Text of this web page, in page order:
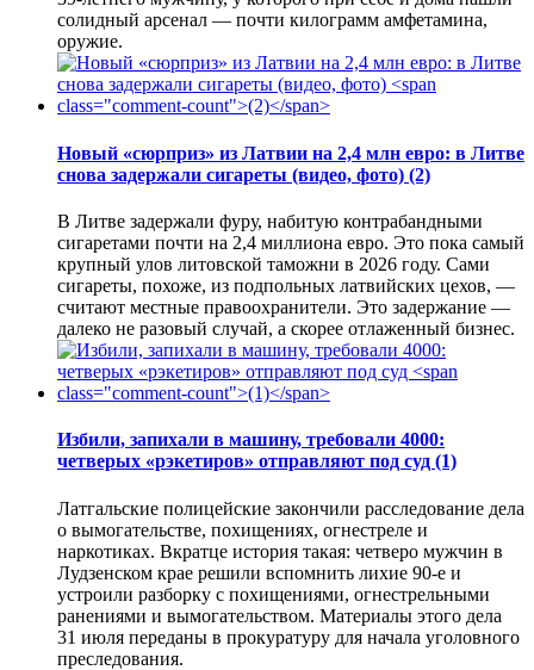
солидный арсенал — почти килограмм амфетамина,
оружие.
Новый «сюрприз» из Латвии на 2,4 млн евро: в Литве
снова задержали сигареты (видео, фото) (2)
В Литве задержали фуру, набитую контрабандными
сигаретами почти на 2,4 миллиона евро. Это пока самый
крупный улов литовской таможни в 2026 году. Сами
сигареты, похоже, из подпольных латвийских цехов, —
считают местные правоохранители. Это задержание —
далеко не разовый случай, а скорее отлаженный бизнес.
Избили, запихали в машину, требовали 4000:
четверых «рэкетиров» отправляют под суд (1)
Латгальские полицейские закончили расследование дела
о вымогательстве, похищениях, огнестреле и
наркотиках. Вкратце история такая: четверо мужчин в
Лудзенском крае решили вспомнить лихие 90-е и
устроили разборку с похищениями, огнестрельными
ранениями и вымогательством. Материалы этого дела
31 июля переданы в прокуратуру для начала уголовного
преследования.